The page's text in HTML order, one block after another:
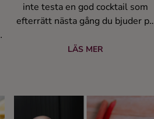
inte testa en god cocktail som
efterrätt nästa gång du bjuder på
LÄS MER